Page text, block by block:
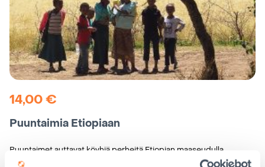
14,00€
Puuntaimia Etiopiaan
Puuntaimet auttavat köyhiä perheitä Etiopian maaseudulla
sopeutumaan ilmastonmuutoksen aiheuttamiin sään ääri-ilmiöihin.